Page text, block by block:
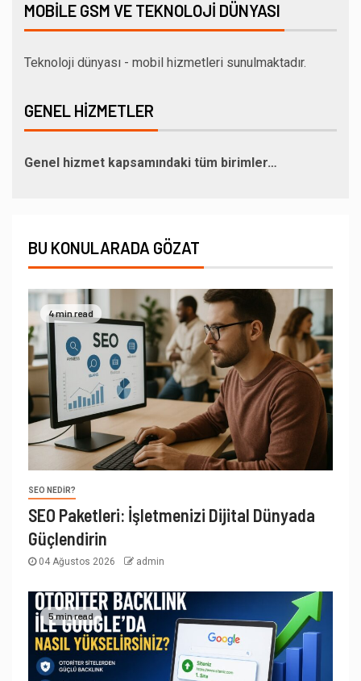
MOBILE GSM VE TEKNOLOJI DÜNYASI
Teknoloji dünyası - mobil hizmetleri sunulmaktadır.
GENEL HIZMETLER
Genel hizmet kapsamındaki tüm birimler…
BU KONULARADA GÖZAT
4 min read
SEO NEDIR?
SEO Paketleri: İşletmenizi Dijital Dünyada
Güçlendirin
04 Ağustos 2026 admin
5 min read